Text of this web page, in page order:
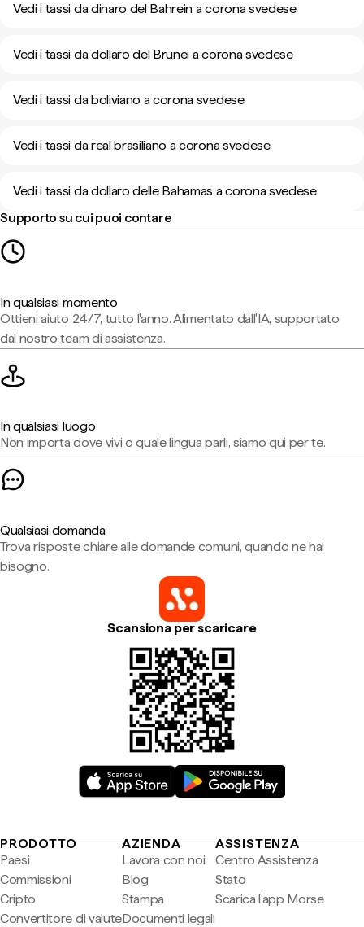
Vedi i tassi da dinaro del Bahrein a corona svedese
Vedi i tassi da dollaro del Brunei a corona svedese
Vedi i tassi da boliviano a corona svedese
Vedi i tassi da real brasiliano a corona svedese
Vedi i tassi da dollaro delle Bahamas a corona svedese
Supporto su cui puoi contare
In qualsiasi momento
Ottieni aiuto 24/7, tutto l'anno. Alimentato dall'IA, supportato
dal nostro team di assistenza.
In qualsiasi luogo
Non importa dove vivi o quale lingua parli, siamo qui per te.
Qualsiasi domanda
Trova risposte chiare alle domande comuni, quando ne hai
bisogno.
Scansiona per scaricare
PRODOTTO
Paesi
Commissioni
Cripto
Convertitore di valute
AZIENDA
Lavora con noi
Blog
Stampa
Documenti legali
ASSISTENZA
Centro Assistenza
Stato
Scarica l'app Morse